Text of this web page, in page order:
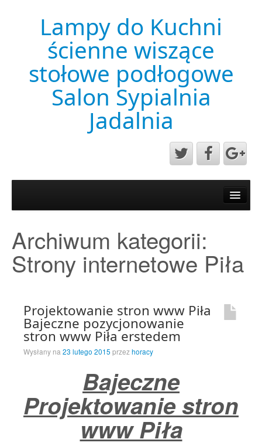
Lampy do Kuchni
ścienne wiszące
stołowe podłogowe
Salon Sypialnia
Jadalnia
Przykładowa strona
Strona Główna
Archiwum kategorii:
Strony internetowe Piła
Projektowanie stron www Piła
Bajeczne pozycjonowanie
stron www Piła erstedem
Wysłany na 23 lutego 2015 przezhoracy
Bajeczne
Projektowanie stron
www Piła